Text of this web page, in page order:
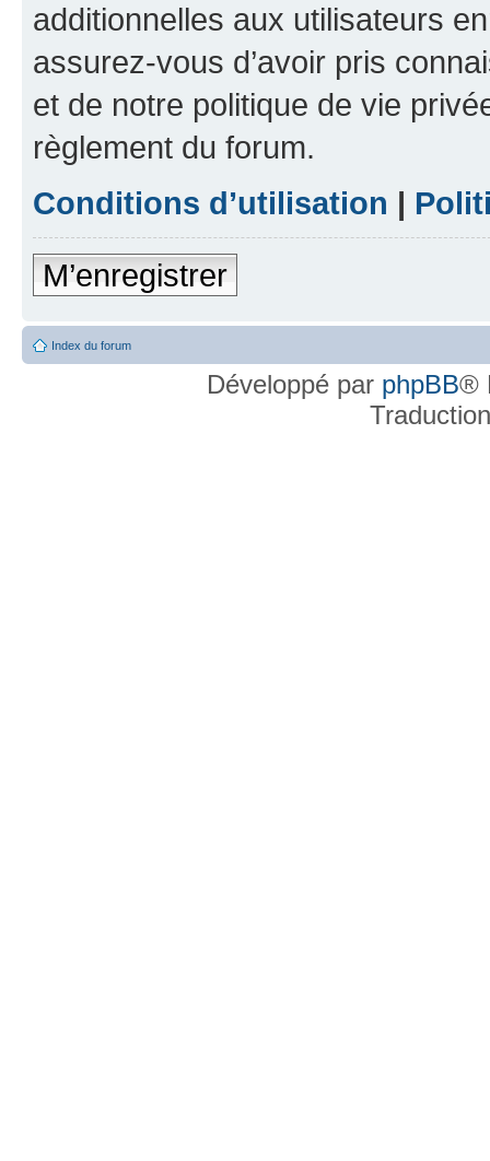
additionnelles aux utilisateurs
assurez-vous d’avoir pris
et de notre politique de vie
règlement du forum.
Conditions d’utilisation |
M’enregistrer
Index du forum
Développé par phpBB®